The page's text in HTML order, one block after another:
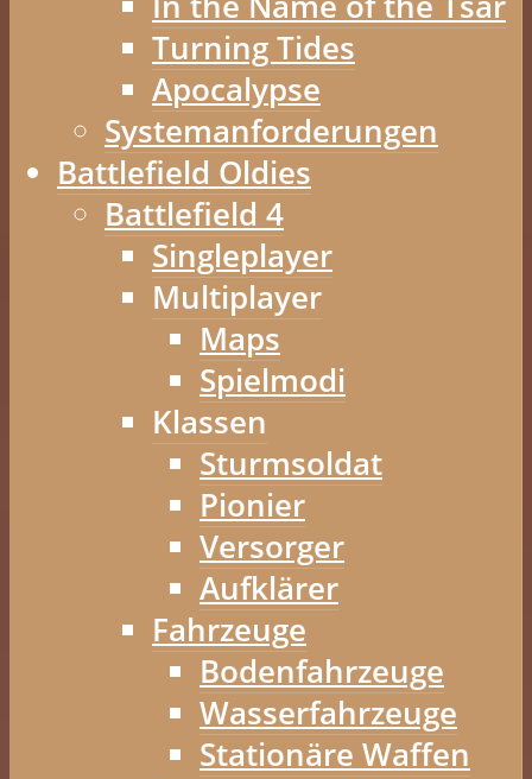
Turning Tides
Apocalypse
Systemanforderungen
Battlefield Oldies
Battlefield 4
Singleplayer
Multiplayer
Maps
Spielmodi
Klassen
Sturmsoldat
Pionier
Versorger
Aufklärer
Fahrzeuge
Bodenfahrzeuge
Wasserfahrzeuge
Stationäre Waffen